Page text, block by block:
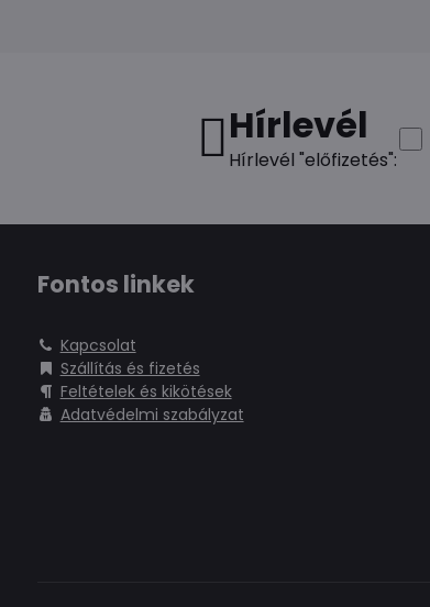
Hírlevél
Hírlevél "előfizetés":
Fontos linkek
Kapcsolat
Szállítás és fizetés
Feltételek és kikötések
Adatvédelmi szabályzat